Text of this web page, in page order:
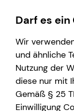
Über mich
Service
Kundenportal
Videoberatung
Karriere-Infos
Karrierechancen
Darf es ein
Wir
und ähnliche
Nutzung der
diese nur mit
Gemäß § 25
Einwilligung